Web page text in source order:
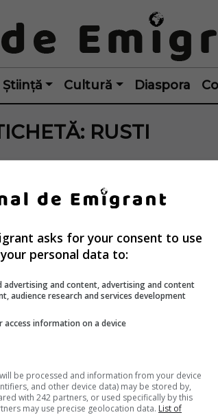
Știință Cultură Diaspora
RUSTI
asks for your consent to use
your personal data to:
advertising and content, advertising and content
audience research and services development
access information on a device
be processed and information from your device
and other device data) may be stored by,
with 242 partners, or used specifically by this
may use precise geolocation data. List of